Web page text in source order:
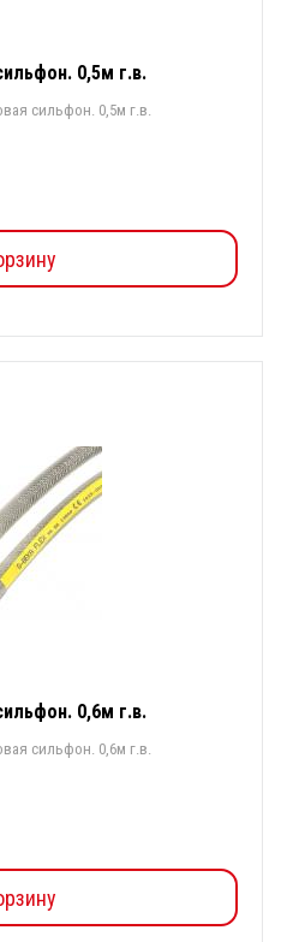
0,5м г.в.
сильфон. 0,5м г.в.
0,6м г.в.
сильфон. 0,6м г.в.